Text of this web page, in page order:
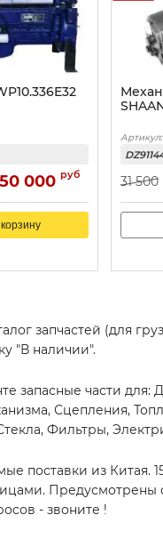
000 руб
Артикул:
31 500
запчастей (для
"В наличии".
запасные части
Сцепления,
Фильтры,
поставки из Китая.
Предусмотрены
- звоните !